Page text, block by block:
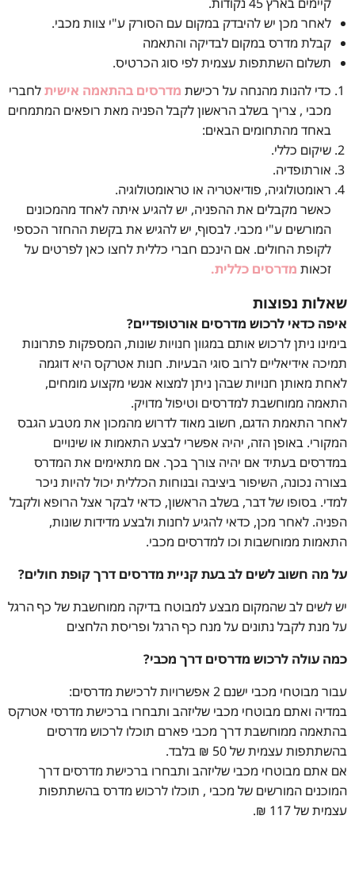
לאחר מכן יש להיבדק במקום עם הסורק ע"י צוות מכבי.
קבלת מדרס במקום לבדיקה והתאמה
תשלום השתתפות עצמית לפי סוג הכרטיס.
כדי להנות מהנחה על רכישת מדרסים בהתאמה אישיתלחברי
מכבי , צריך בשלב הראשון לקבל הפניה מאת רופאים המתמחים
באחד מהתחומים הבאים:
שיקום כללי.
אורתופדיה.
ראומטולוגיה, פודיאטריה או טראומטולוגיה.
כאשר מקבלים את ההפניה, יש להגיע איתה לאחד מהמכונים
המורשים ע"י מכבי. לבסוף, יש להגיש את בקשת ההחזר הכספי
לקופת החולים. אם הינכם חברי כללית לחצו כאן לפרטים על
זכאות מדרסים כללית.
שאלות נפוצות
איפה כדאי לרכוש מדרסים אורטופדיים?
בימינו ניתן לרכוש אותם במגוון חנויות שונות, המספקות פתרונות
תמיכה אידיאליים לרוב סוגי הבעיות. חנות אטרקס היא דוגמה
לאחת מאותן חנויות שבהן ניתן למצוא אנשי מקצוע מומחים,
התאמה ממוחשבת למדרסים וטיפול מדויק.
לאחר התאמת הדגם, חשוב מאוד לדרוש מהמכון את מטבע הגבס
המקורי. באופן הזה, יהיה אפשרי לבצע התאמות או שינויים
במדרסים בעתיד אם יהיה צורך בכך. אם מתאימים את המדרס
בצורה נכונה, השיפור ביציבה ובנוחות הכללית יכול להיות ניכר
למדי. בסופו של דבר, בשלב הראשון, כדאי לבקר אצל הרופא ולקבל
הפניה. לאחר מכן, כדאי להגיע לחנות ולבצע מדידות שונות,
התאמות ממוחשבות וכו למדרסים מכבי.
על מה חשוב לשים לב בעת קניית מדרסים דרך קופת חולים?
יש לשים לב שהמקום מבצע למבוטח בדיקה ממוחשבת של כף הרגל
על מנת לקבל נתונים על מנח כף הרגל ופריסת הלחצים
כמה עולה לרכוש מדרסים דרך מכבי?
עבור מבוטחי מכבי ישנם 2 אפשרויות לרכישת מדרסים:
במדיה ואתם מבוטחי מכבי שליזהב ותבחרו ברכישת מדרסי אטרקס
בהתאמה ממוחשבת דרך מכבי פארם תוכלו לרכוש מדרסים
בהשתתפות עצמית של 50 ₪ בלבד.
אם אתם מבוטחי מכבי שליזהב ותבחרו ברכישת מדרסים דרך
המוכנים המורשים של מכבי , תוכלו לרכוש מדרס בהשתתפות
עצמית של 117 ₪.